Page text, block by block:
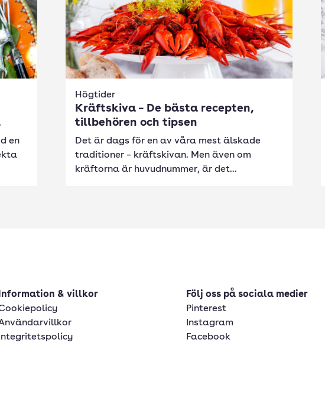
en
Högtider
Kräftskiva – De bästa recepten,
tillbehören och tipsen
Det är dags för en av våra mest älskade
traditioner – kräftskivan. Men även om
kräftorna är huvudnummer, är det...
Information & villkor
Integritetspolicy
Följ oss på sociala medier
Pinterest
Instagram
Facebook